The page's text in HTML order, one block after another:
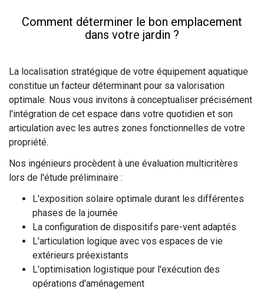
Comment déterminer le bon emplacement
dans votre jardin ?
La localisation stratégique de votre équipement aquatique
constitue un facteur déterminant pour sa valorisation
optimale. Nous vous invitons à conceptualiser précisément
l'intégration de cet espace dans votre quotidien et son
articulation avec les autres zones fonctionnelles de votre
propriété.
Nos ingénieurs procèdent à une évaluation multicritères
lors de l'étude préliminaire :
L'exposition solaire optimale durant les différentes
phases de la journée
La configuration de dispositifs pare-vent adaptés
L'articulation logique avec vos espaces de vie
extérieurs préexistants
L'optimisation logistique pour l'exécution des
opérations d'aménagement